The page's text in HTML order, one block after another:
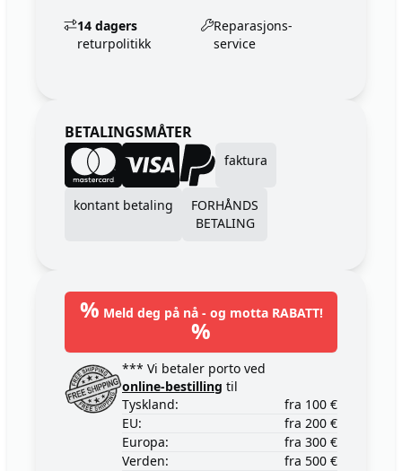
14 dagers
returpolitikk
Reparasjons-
service
BETALINGSMÅTER
faktura
kontant betaling
FORHÅNDS
BETALING
% Meld deg på nå - og motta RABATT!
%
*** Vi betaler porto ved
online-bestilling til
Tyskland:
fra 100 €
EU:
fra 200 €
Europa:
fra 300 €
Verden:
fra 500 €